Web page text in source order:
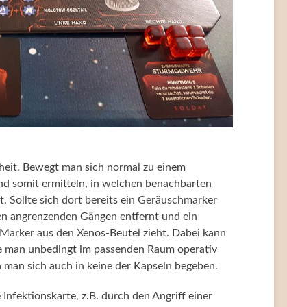
Bewegt man sich normal zu einem
somit ermitteln, in welchen benachbarten
Sollte sich dort bereits ein Geräuschmarker
angrenzenden Gängen entfernt und ein
aus den Xenos-Beutel zieht. Dabei kann
unbedingt im passenden Raum operativ
sich auch in keine der Kapseln begeben.
z.B. durch den Angriff einer